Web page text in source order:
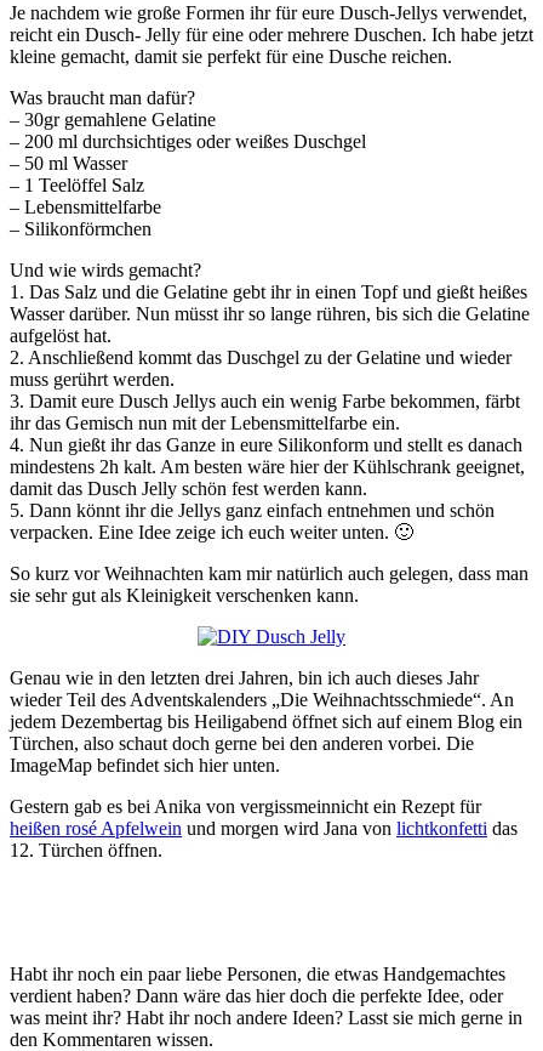
Je nachdem wie große Formen ihr für eure Dusch-Jellys verwendet,
reicht ein Dusch- Jelly für eine oder mehrere Duschen. Ich habe jetzt
kleine gemacht, damit sie perfekt für eine Dusche reichen.
Was braucht man dafür?
– 30gr gemahlene Gelatine
– 200 ml durchsichtiges oder weißes Duschgel
– 50 ml Wasser
– 1 Teelöffel Salz
– Lebensmittelfarbe
– Silikonförmchen
Und wie wirds gemacht?
1. Das Salz und die Gelatine gebt ihr in einen Topf und gießt heißes
Wasser darüber. Nun müsst ihr so lange rühren, bis sich die Gelatine
aufgelöst hat.
2. Anschließend kommt das Duschgel zu der Gelatine und wieder
muss gerührt werden.
3. Damit eure Dusch Jellys auch ein wenig Farbe bekommen, färbt
ihr das Gemisch nun mit der Lebensmittelfarbe ein.
4. Nun gießt ihr das Ganze in eure Silikonform und stellt es danach
mindestens 2h kalt. Am besten wäre hier der Kühlschrank geeignet,
damit das Dusch Jelly schön fest werden kann.
5. Dann könnt ihr die Jellys ganz einfach entnehmen und schön
verpacken. Eine Idee zeige ich euch weiter unten. 🙂
So kurz vor Weihnachten kam mir natürlich auch gelegen, dass man
sie sehr gut als Kleinigkeit verschenken kann.
Genau wie in den letzten drei Jahren, bin ich auch dieses Jahr
wieder Teil des Adventskalenders „Die Weihnachtsschmiede“. An
jedem Dezembertag bis Heiligabend öffnet sich auf einem Blog ein
Türchen, also schaut doch gerne bei den anderen vorbei. Die
ImageMap befindet sich hier unten.
Gestern gab es bei Anika von vergissmeinnicht ein Rezept für
heißen rosé Apfelwein und morgen wird Jana von lichtkonfetti das
12. Türchen öffnen.
Habt ihr noch ein paar liebe Personen, die etwas Handgemachtes
verdient haben? Dann wäre das hier doch die perfekte Idee, oder
was meint ihr? Habt ihr noch andere Ideen? Lasst sie mich gerne in
den Kommentaren wissen.